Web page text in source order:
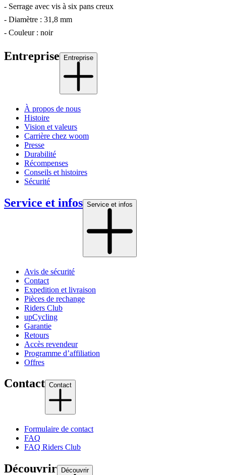
- Serrage avec vis à six pans creux
- Diamètre : 31,8 mm
- Couleur : noir
Entreprise Entreprise
À propos de nous
Histoire
Vision et valeurs
Carrière chez woom
Presse
Durabilité
Récompenses
Conseils et histoires
Sécurité
Service et infos Service et infos
Avis de sécurité
Contact
Expedition et livraison
Pièces de rechange
Riders Club
upCycling
Garantie
Retours
Accès revendeur
Programme d’affiliation
Offres
Contact Contact
Formulaire de contact
FAQ
FAQ Riders Club
Découvrir Découvrir